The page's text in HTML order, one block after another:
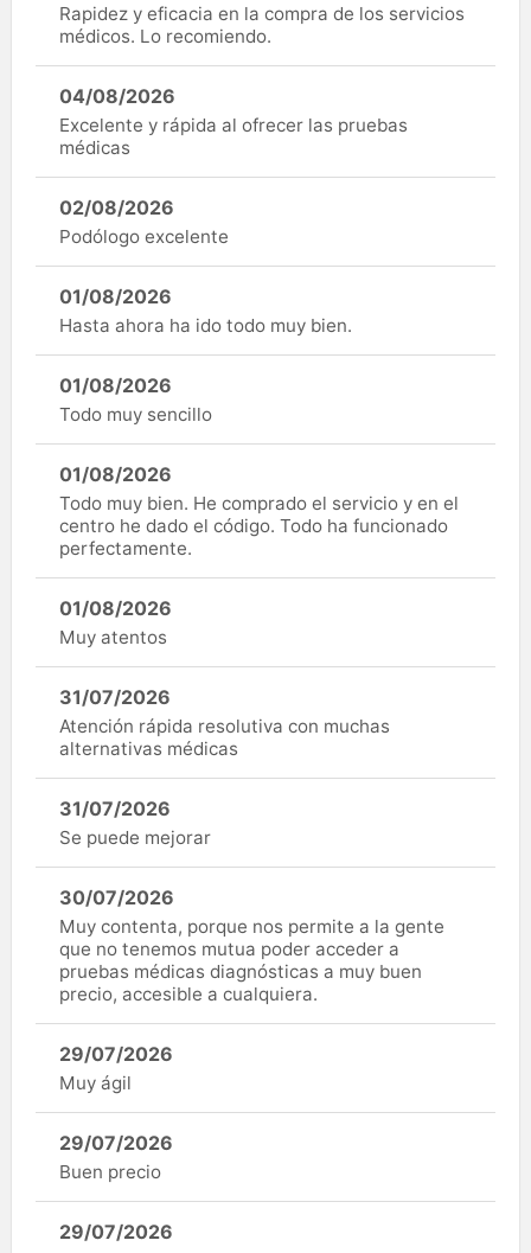
Rapidez y eficacia en la compra de los servicios
médicos. Lo recomiendo.
04/08/2026
Excelente y rápida al ofrecer las pruebas
médicas
02/08/2026
Podólogo excelente
01/08/2026
Hasta ahora ha ido todo muy bien.
01/08/2026
Todo muy sencillo
01/08/2026
Todo muy bien. He comprado el servicio y en el
centro he dado el código. Todo ha funcionado
perfectamente.
01/08/2026
Muy atentos
31/07/2026
Atención rápida resolutiva con muchas
alternativas médicas
31/07/2026
Se puede mejorar
30/07/2026
Muy contenta, porque nos permite a la gente
que no tenemos mutua poder acceder a
pruebas médicas diagnósticas a muy buen
precio, accesible a cualquiera.
29/07/2026
Muy ágil
29/07/2026
Buen precio
29/07/2026